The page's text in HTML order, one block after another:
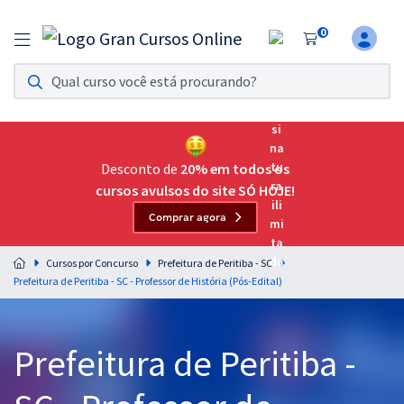
0
Assinatura Ilimitada 11
Acesso a todos os cursos. Teste grátis por 7 dias!
Assinatura OAB Até Passar
Acesso ilimitado a toda preparação para o Exame da
Residências Multiprofissionais
Preparação completa e intensiva para as principais
residências em saúde do Brasil
Assinatura Ilimitada
Desconto de 20% em todos os
cursos avulsos do site SÓ HOJE!
Comprar agora
Cursos por Concurso
Prefeitura de Peritiba - SC
Prefeitura de Peritiba - SC - Professor de História (Pós-Edital)
Prefeitura de Peritiba -